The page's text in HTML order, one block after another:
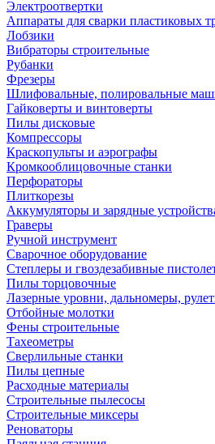
Электроотвертки
Аппараты для сварки пластиковых
Лобзики
Вибраторы строительные
Рубанки
Фрезеры
Шлифовальные, полировальные
Гайковерты и винтоверты
Пилы дисковые
Компрессоры
Краскопульты и аэрографы
Кромкооблицовочные станки
Перфораторы
Плиткорезы
Аккумуляторы и зарядные
Граверы
Ручной инструмент
Сварочное оборудование
Степлеры и гвоздезабивные
Пилы торцовочные
Лазерные уровни, дальномеры,
Отбойные молотки
Фены строительные
Тахеометры
Сверлильные станки
Пилы цепные
Расходные материалы
Строительные пылесосы
Строительные миксеры
Реноваторы